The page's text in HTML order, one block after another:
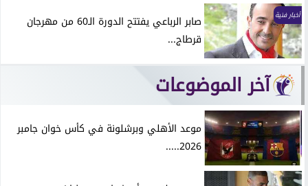
أخبار فنية
صابر الرباعي يفتتح الدورة الـ60 من مهرجان
قرطاج...
آخر الموضوعات
موعد الأهلي وبرشلونة في كأس خوان جامبر
2026.....